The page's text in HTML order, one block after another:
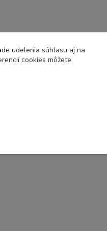
udelenia súhlasu aj na
cookies môžete